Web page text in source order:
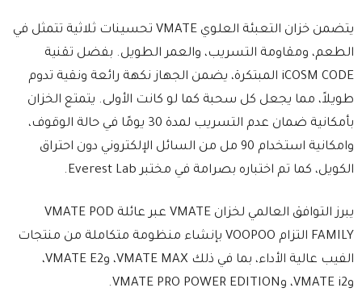
يتضمن خزان التعبئة العلوي VMATE تحسينات ثلاثية تتمثل في
الطعم، ومقاومة التسريب، والعمر الطويل. بفضل تقنية
iCOSM CODE المبتكرة، يضمن الجهاز نكهة رائعة ونقية تدوم
طويلاً، مما يجعل كل سحبة كما لو كانت الأولى. يتمتع الخزان
بأمكانية ضمان عدم التسريب لمدة 30 يومًا في حالة الوقوف،
وامكانية استخدام 90 مل من السائل الإلكتروني دون احتراق
الكويل، كما تم اختباره بصرامة في مختبر Everest Lab.
يبرز التوافق العالمي لخزان VMATE عبر عائلة VMATE POD
FAMILY التزام VOOPOO بإنشاء منظومة متكاملة من منتجات
الفيب عالية الأداء، بما في ذلك VMATE MAX، وVMATE E2،
وVMATE i2، وVMATE PRO POWER EDITION.